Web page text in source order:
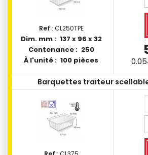
Ref : CL250TPE
Dim. mm : 137 x 96 x 32
Contenance : 250
À l'unité : 100 pièces
Barquettes traiteur